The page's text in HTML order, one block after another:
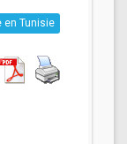
en Tunisie